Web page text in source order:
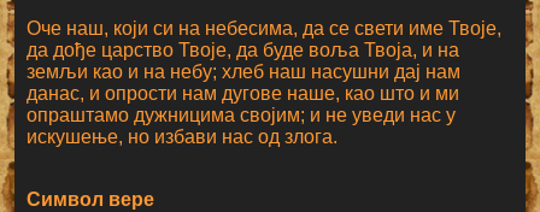
Оче наш, који си на небесима, да се свети име Твоје,
да дође царство Твоје, да буде воља Твоја, и на
земљи као и на небу; хлеб наш насушни дај нам
данас, и опрости нам дугове наше, као што и ми
опраштамо дужницима својим; и не уведи нас у
искушење, но избави нас од злога.
Символ вере